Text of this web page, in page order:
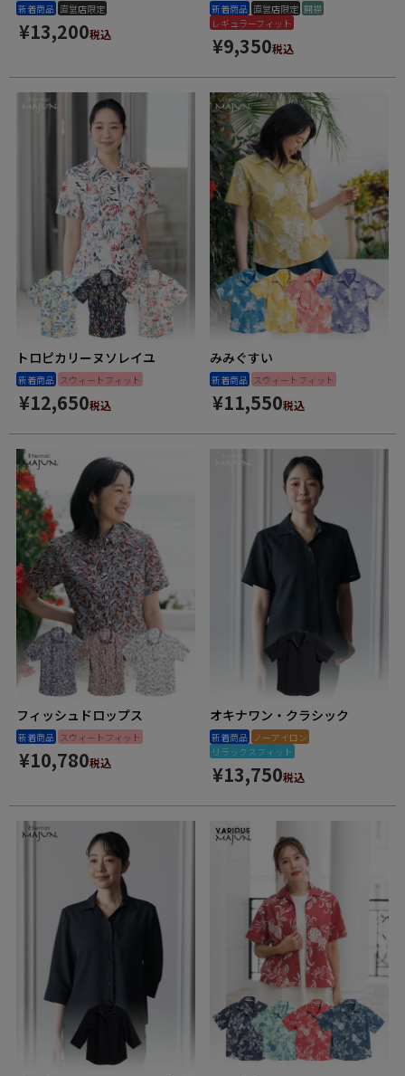
新着商品 直営店限定
¥13,200税込
新着商品 直営店限定 開襟
レギュラーフィット
¥9,350税込
トロピカリーヌソレイユ
新着商品 スウィートフィット
¥12,650税込
みみぐすい
新着商品 スウィートフィット
¥11,550税込
フィッシュドロップス
新着商品 スウィートフィット
¥10,780税込
オキナワン・クラシック
新着商品 ノーアイロン
リラックスフィット
¥13,750税込